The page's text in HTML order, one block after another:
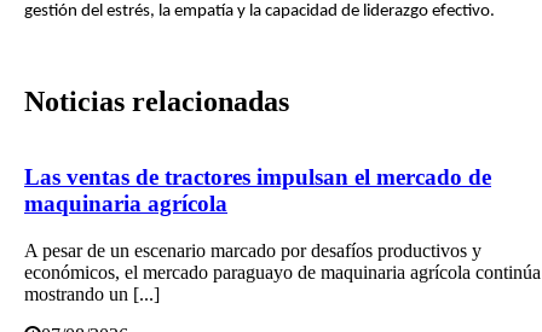
gestión del estrés, la empatía y la capacidad de liderazgo efectivo.
Noticias relacionadas
Las ventas de tractores impulsan el mercado de
maquinaria agrícola
A pesar de un escenario marcado por desafíos productivos y
económicos, el mercado paraguayo de maquinaria agrícola continúa
mostrando un [...]